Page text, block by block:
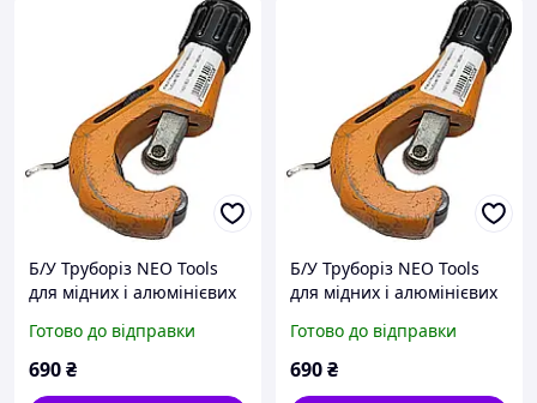
Б/У Труборіз NEO Tools
для мідних і алюмінієвих
Готово до відправки
690₴
Б/У Труборіз NEO Tools
для мідних і алюмінієвих
Готово до відправки
690₴